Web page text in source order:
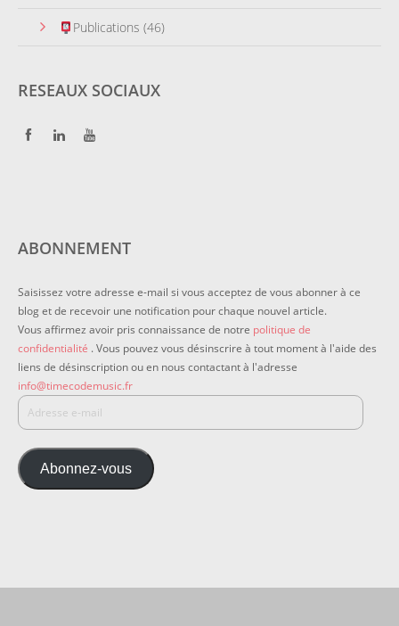
Publications (46)
RESEAUX SOCIAUX
ABONNEMENT
Saisissez votre adresse e-mail si vous acceptez de vous abonner à ce
blog et de recevoir une notification pour chaque nouvel article.
Vous affirmez avoir pris connaissance de notre politique de
confidentialité . Vous pouvez vous désinscrire à tout moment à l'aide des
liens de désinscription ou en nous contactant à l'adresse
info@timecodemusic.fr
Abonnez-vous